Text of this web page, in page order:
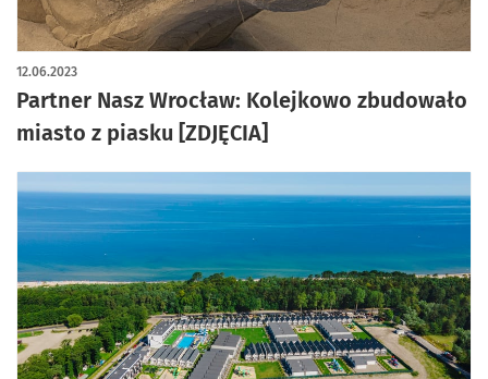
Partner Nasz Wrocław: Kolejkowo zbudowało
miasto z piasku [ZDJĘCIA]
12.06.2023
artykuł z galerią zdjęć